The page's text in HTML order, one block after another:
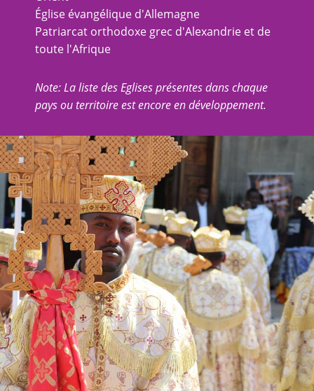
Église évangélique d'Allemagne
Patriarcat orthodoxe grec d'Alexandrie et de
toute l'Afrique
Note: La liste des Eglises présentes dans chaque
pays ou territoire est encore en développement.